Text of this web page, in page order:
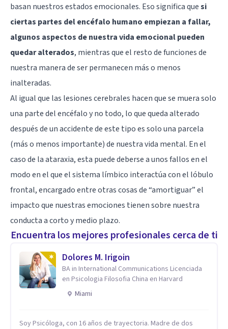
basan nuestros estados emocionales. Eso significa quesi
ciertas partes del encéfalo humano empiezan a fallar,
algunos aspectos de nuestra vida emocional pueden
quedar alterados, mientras que el resto de funciones de
nuestra manera de ser permanecen más o menos
inalteradas.
Al igual que las lesiones cerebrales hacen que se muera solo
una parte del encéfalo y no todo, lo que queda alterado
después de un accidente de este tipo es solo una parcela
(más o menos importante) de nuestra vida mental. En el
caso de la ataraxia, esta puede deberse a unos fallos en el
modo en el que elsistema límbico interactúa con el lóbulo
frontal, encargado entre otras cosas de “amortiguar” el
impacto que nuestras emociones tienen sobre nuestra
conducta a corto y medio plazo.
Encuentra los mejores profesionales cerca de ti
Dolores M. Irigoin
BA in International Communications Licenciada
en Psicologia Filosofia China en Harvard
Miami
Soy Psicóloga, con 16 años de trayectoria. Madre de dos